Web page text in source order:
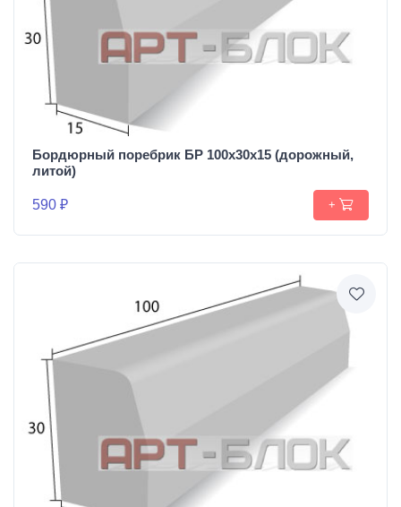
Бордюрный поребрик БР 100х30х15 (дорожный,
литой)
590 ₽ +